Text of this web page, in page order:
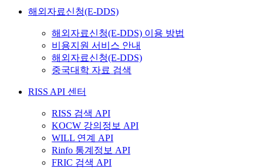
해외자료신청(E-DDS)
해외자료신청(E-DDS) 이용 방법
비용지원 서비스 안내
해외자료신청(E-DDS)
중국대학 자료 검색
RISS API 센터
RISS 검색 API
KOCW 강의정보 API
WILL 연계 API
Rinfo 통계정보 API
FRIC 검색 API